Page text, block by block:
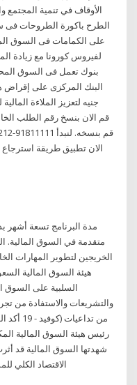
الأوقاف في تنمية المجتمع
الطرح باكورة الطروحات فى
على الكمامات فى السوق
لفيروس كورونا مع زيادة
بنوك تعمل فى السوق
جنيه لتعزيز الملاءة
الان تطبيق طريقة
مدة البرنامج تسعة أشهر
متقدمة في السوق المالية.
الخريجين لتطوير المهارات
هيئة السوق المالية
السلبية على السوق
والتشريعات والاستفادة من
من
رئيس هيئة السوق المالية
شهدتها السوق المالية قد
الاقتصاد الكلي للمملكة،